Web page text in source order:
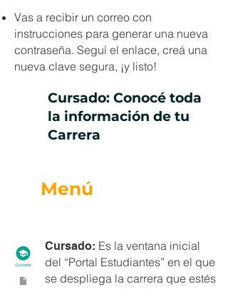
Vas a recibir un correo con
instrucciones para generar una nueva
contraseña. Seguí el enlace, creá una
nueva clave segura, ¡y listo!
Cursado: Conocé toda
la información de tu
Carrera
Menú
Cursado: Es la ventana inicial
del “Portal Estudiantes” en el que
se despliega la carrera que estés